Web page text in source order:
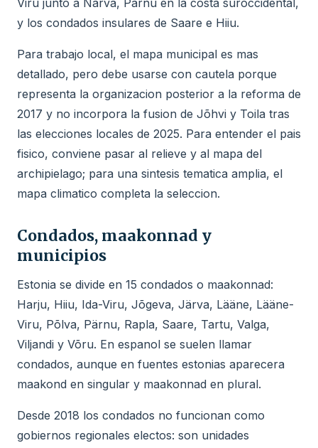
Viru junto a Narva, Parnu en la costa suroccidental,
y los condados insulares de Saare e Hiiu.
Para trabajo local, el mapa municipal es mas
detallado, pero debe usarse con cautela porque
representa la organizacion posterior a la reforma de
2017 y no incorpora la fusion de Jõhvi y Toila tras
las elecciones locales de 2025. Para entender el pais
fisico, conviene pasar al relieve y al mapa del
archipielago; para una sintesis tematica amplia, el
mapa climatico completa la seleccion.
Condados, maakonnad y
municipios
Estonia se divide en 15 condados o maakonnad:
Harju, Hiiu, Ida-Viru, Jõgeva, Järva, Lääne, Lääne-
Viru, Põlva, Pärnu, Rapla, Saare, Tartu, Valga,
Viljandi y Võru. En espanol se suelen llamar
condados, aunque en fuentes estonias aparecera
maakond en singular y maakonnad en plural.
Desde 2018 los condados no funcionan como
gobiernos regionales electos: son unidades